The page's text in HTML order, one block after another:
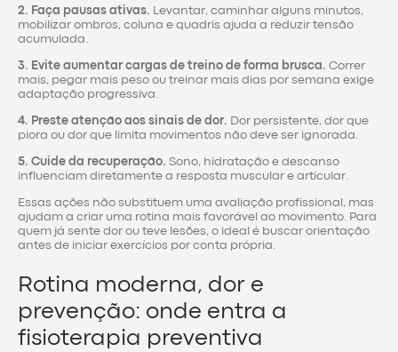
2. Faça pausas ativas. Levantar, caminhar alguns minutos,
mobilizar ombros, coluna e quadris ajuda a reduzir tensão
acumulada.
3. Evite aumentar cargas de treino de forma brusca. Correr
mais, pegar mais peso ou treinar mais dias por semana exige
adaptação progressiva.
4. Preste atenção aos sinais de dor. Dor persistente, dor que
piora ou dor que limita movimentos não deve ser ignorada.
5. Cuide da recuperação. Sono, hidratação e descanso
influenciam diretamente a resposta muscular e articular.
Essas ações não substituem uma avaliação profissional, mas
ajudam a criar uma rotina mais favorável ao movimento. Para
quem já sente dor ou teve lesões, o ideal é buscar orientação
antes de iniciar exercícios por conta própria.
Rotina moderna, dor e
prevenção: onde entra a
fisioterapia preventiva